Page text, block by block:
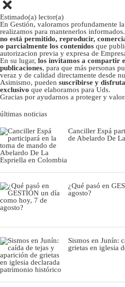
Estimado(a) lector(a)
En Gestión, valoramos profundamente
realizamos para mantenerlos informados.
no está permitido, reproducir,
o parcialmente los contenidos que
autorizacion previa y expresa de
En su lugar, los invitamos a compartir
publicaciones, para que más personas
veraz y de calidad directamente desde
Asimismo, pueden suscribirse y
exclusivo que elaboramos para Uds.
Gracias por ayudarnos a proteger y
últimas noticias
Canciller Espá
de Abelardo De
¿Qué pasó en
agosto?
Sismos en Junín:
grietas en iglesia